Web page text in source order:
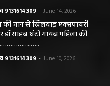
9131614309 June 14, 2026
की जान से खिलवाड़ एक्सपायरी
साहब घंटों गायब महिला की
9131614309 June 10, 2026